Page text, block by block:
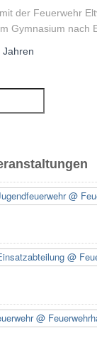
der Feuerwehr
Gymnasium nach
Jahren
@
@
@